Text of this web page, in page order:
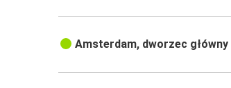
Amsterdam, dworzec